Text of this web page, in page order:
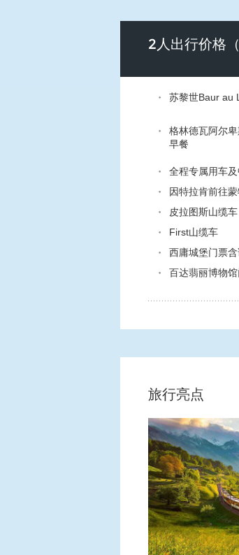
2人出行价格
苏黎世Baur au
格林德瓦阿尔
早餐
全程专属用车
因特拉肯前往
皮拉图斯山缆车
First山缆车
西庸城堡门票
百达翡丽博物
旅行亮点